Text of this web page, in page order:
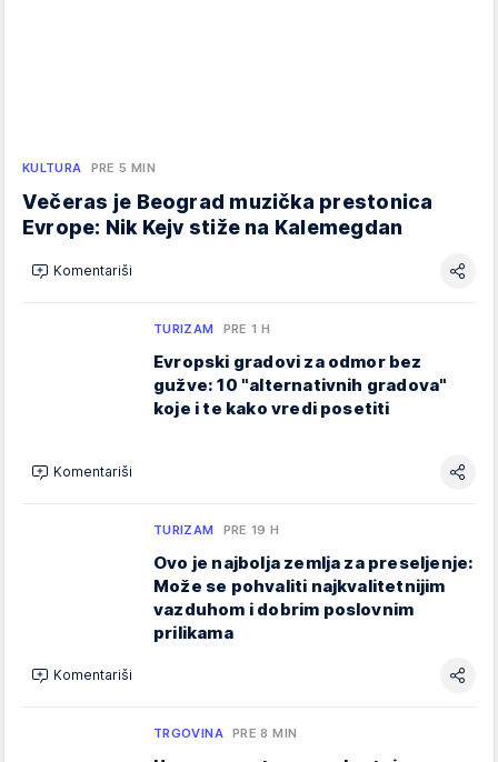
KULTURA PRE 5 MIN
Večeras je Beograd muzička prestonica
Evrope: Nik Kejv stiže na Kalemegdan
Komentariši
TURIZAM PRE 1 H
Evropski gradovi za odmor bez
gužve: 10 "alternativnih gradova"
koje i te kako vredi posetiti
Komentariši
TURIZAM PRE 19 H
Ovo je najbolja zemlja za preseljenje:
Može se pohvaliti najkvalitetnijim
vazduhom i dobrim poslovnim
prilikama
Komentariši
TRGOVINA PRE 8 MIN